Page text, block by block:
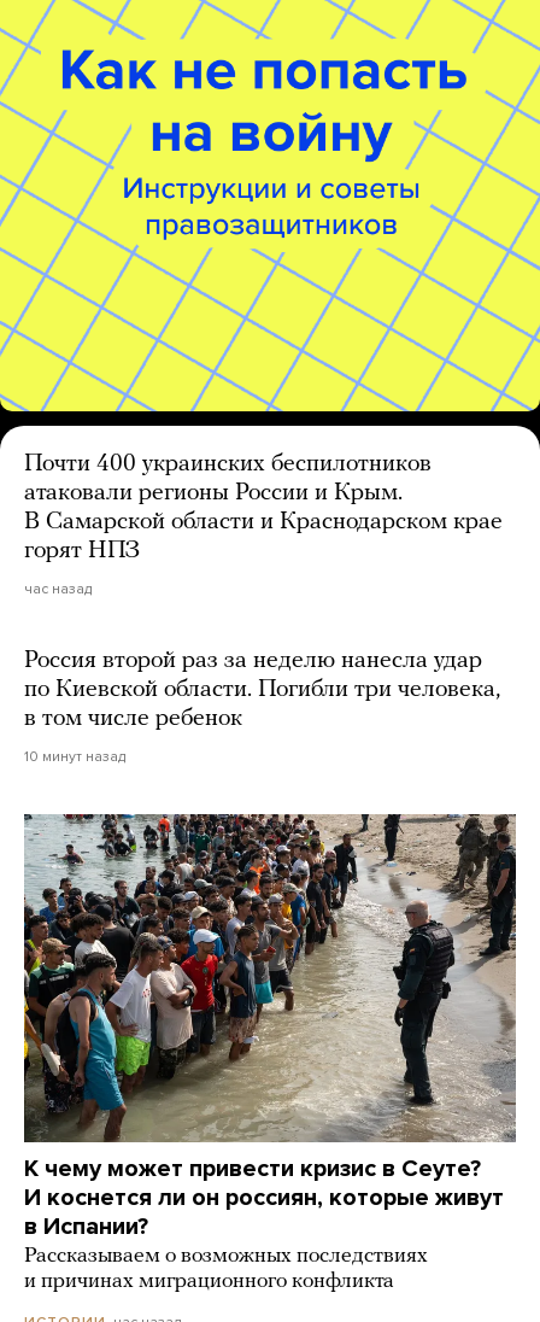
Почти 400 украинских беспилотников
атаковали регионы России и Крым.
В Самарской области и Краснодарском крае
горят НПЗ
час назад
Россия второй раз за неделю нанесла удар
по Киевской области. Погибли три человека,
в том числе ребенок
10 минут назад
К чему может привести кризис в Сеуте?
И коснется ли он россиян, которые живут
в Испании?
Рассказываем о возможных последствиях
и причинах миграционного конфликта